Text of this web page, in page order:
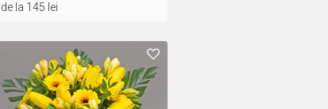
de la 145 lei